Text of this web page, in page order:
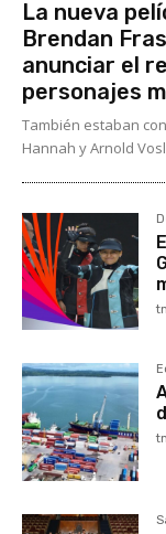
La nueva
Brendan
anunciar el
personajes
También estaban
Hannah y Arnold